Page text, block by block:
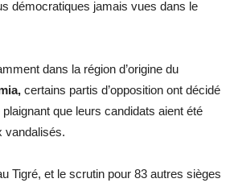
démocratiques jamais vues dans le
dans la région d’origine du
certains partis d’opposition ont décidé
que leurs candidats aient été
vandalisés.
Tigré, et le scrutin pour 83 autres sièges